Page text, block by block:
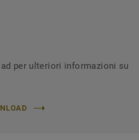
per ulteriori informazioni su